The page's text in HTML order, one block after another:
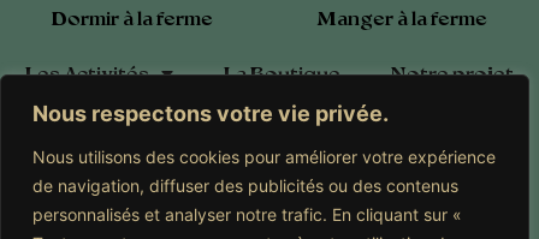
Nous respectons votre vie privée.
Nous utilisons des cookies pour améliorer votre expérience
de navigation, diffuser des publicités ou des contenus
personnalisés et analyser notre trafic. En cliquant sur «
Dormir à la ferme Manger à la ferme
Les Activités La Boutique Notre projet
Blog Calendrier
Adhérer à l’Association